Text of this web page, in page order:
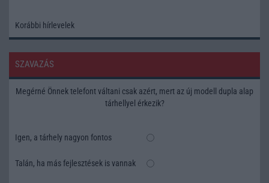
Korábbi hírlevelek
SZAVAZÁS
Megérné Önnek telefont váltani csak azért, mert az új modell dupla alap
tárhellyel érkezik?
Igen, a tárhely nagyon fontos
Talán, ha más fejlesztések is vannak